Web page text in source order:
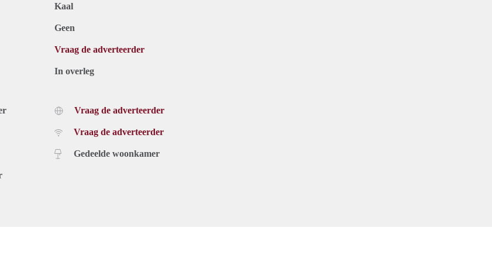
Kaal
Geen
Vraag de adverteerder
In overleg
Vraag de adverteerder
Vraag de adverteerder
Gedeelde woonkamer